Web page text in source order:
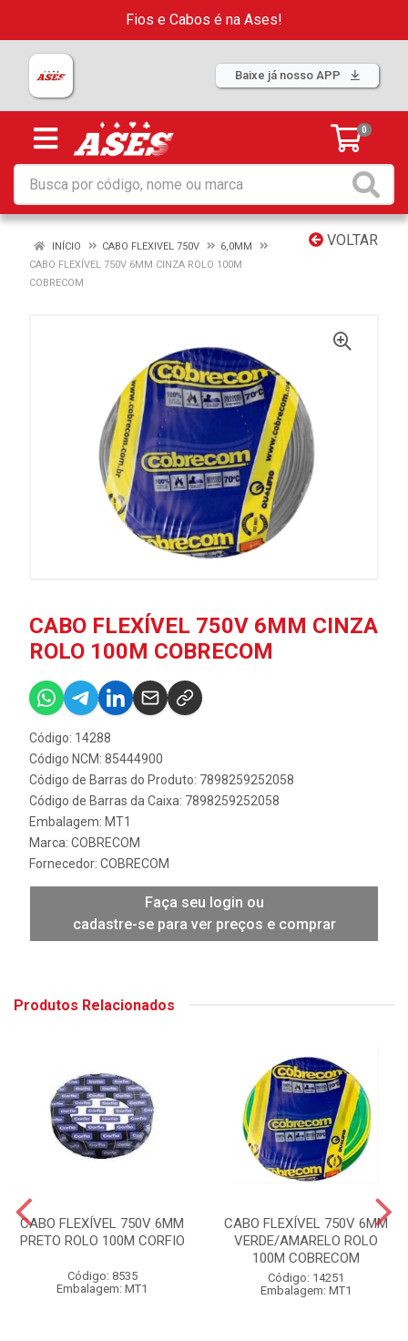
Fios e Cabos é na Ases!
Baixe já nosso APP
0
VOLTAR
INÍCIO CABO FLEXIVEL 750V
6,0MM
CABO FLEXÍVEL 750V 6MM CINZA ROLO 100M
COBRECOM
CABO FLEXÍVEL 750V 6MM CINZA
ROLO 100M COBRECOM
Código: 14288
Código NCM: 85444900
Código de Barras do Produto: 7898259252058
Código de Barras da Caixa: 7898259252058
Embalagem: MT1
Marca: COBRECOM
Fornecedor: COBRECOM
Faça seu login ou
cadastre-se para ver preços e comprar
Produtos Relacionados
CABO FLEXÍVEL 750V 6MM
PRETO ROLO 100M CORFIO
Código: 8535
Embalagem: MT1
CABO FLEXÍVEL 750V 6MM
VERDE/AMARELO ROLO
100M COBRECOM
Código: 14251
Embalagem: MT1